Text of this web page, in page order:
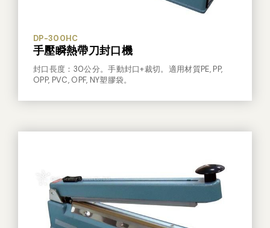
DP-300HC
手壓瞬熱帶刀封口機
封口長度：30公分。手動封口+裁切。適用材質PE, PP,
OPP, PVC, OPF, NY塑膠袋。